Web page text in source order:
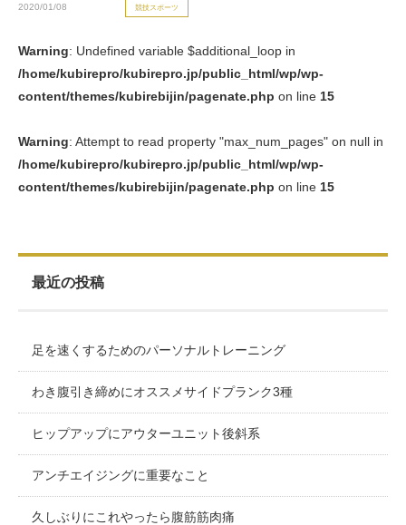
2020/01/08 競技スポーツ
Warning: Undefined variable $additional_loop in
/home/kubirepro/kubirepro.jp/public_html/wp/wp-
content/themes/kubirebijin/pagenate.php on line 15
Warning: Attempt to read property "max_num_pages" on null in
/home/kubirepro/kubirepro.jp/public_html/wp/wp-
content/themes/kubirebijin/pagenate.php on line 15
最近の投稿
足を速くするためのパーソナルトレーニング
わき腹引き締めにオススメサイドプランク3種
ヒップアップにアウターユニット後斜系
アンチエイジングに重要なこと
久しぶりにこれやったら腹筋筋肉痛